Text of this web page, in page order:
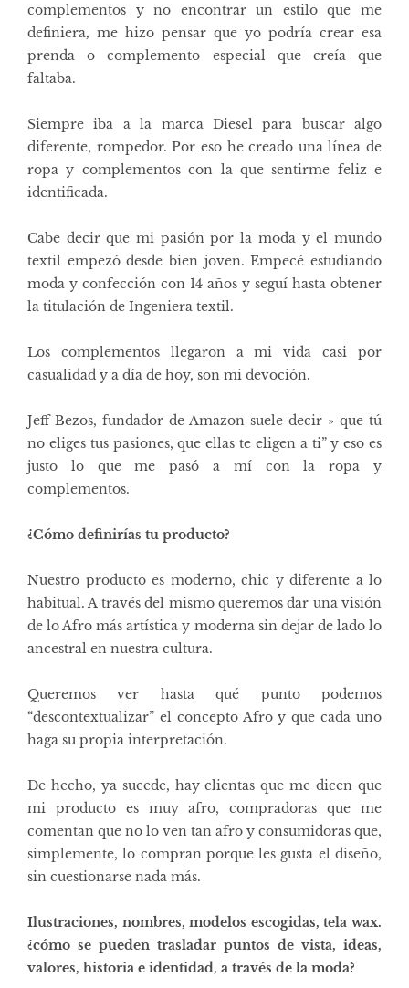
complementos y no encontrar un estilo que me
definiera, me hizo pensar que yo podría crear esa
prenda o complemento especial que creía que
faltaba.
Siempre iba a la marca Diesel para buscar algo
diferente, rompedor. Por eso he creado una línea de
ropa y complementos con la que sentirme feliz e
identificada.
Cabe decir que mi pasión por la moda y el mundo
textil empezó desde bien joven. Empecé estudiando
moda y confección con 14 años y seguí hasta obtener
la titulación de Ingeniera textil.
Los complementos llegaron a mi vida casi por
casualidad y a día de hoy, son mi devoción.
Jeff Bezos, fundador de Amazon suele decir » que tú
no eliges tus pasiones, que ellas te eligen a ti” y eso es
justo lo que me pasó a mí con la ropa y
complementos.
¿Cómo definirías tu producto?
Nuestro producto es moderno, chic y diferente a lo
habitual. A través del mismo queremos dar una visión
de lo Afro más artística y moderna sin dejar de lado lo
ancestral en nuestra cultura.
Queremos ver hasta qué punto podemos
“descontextualizar” el concepto Afro y que cada uno
haga su propia interpretación.
De hecho, ya sucede, hay clientas que me dicen que
mi producto es muy afro, compradoras que me
comentan que no lo ven tan afro y consumidoras que,
simplemente, lo compran porque les gusta el diseño,
sin cuestionarse nada más.
Ilustraciones, nombres, modelos escogidas, tela wax.
¿cómo se pueden trasladar puntos de vista, ideas,
valores, historia e identidad, a través de la moda?